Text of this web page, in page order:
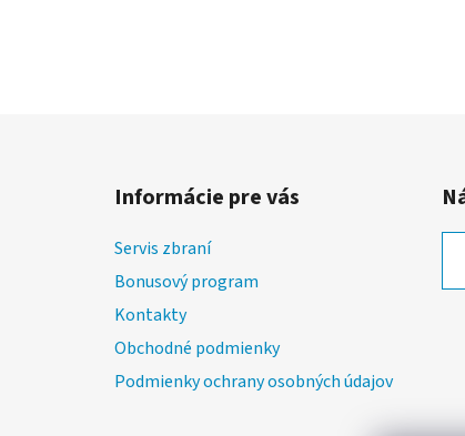
Informácie pre vás
Servis zbraní
Bonusový program
Kontakty
Obchodné podmienky
Podmienky ochrany osobných údajov